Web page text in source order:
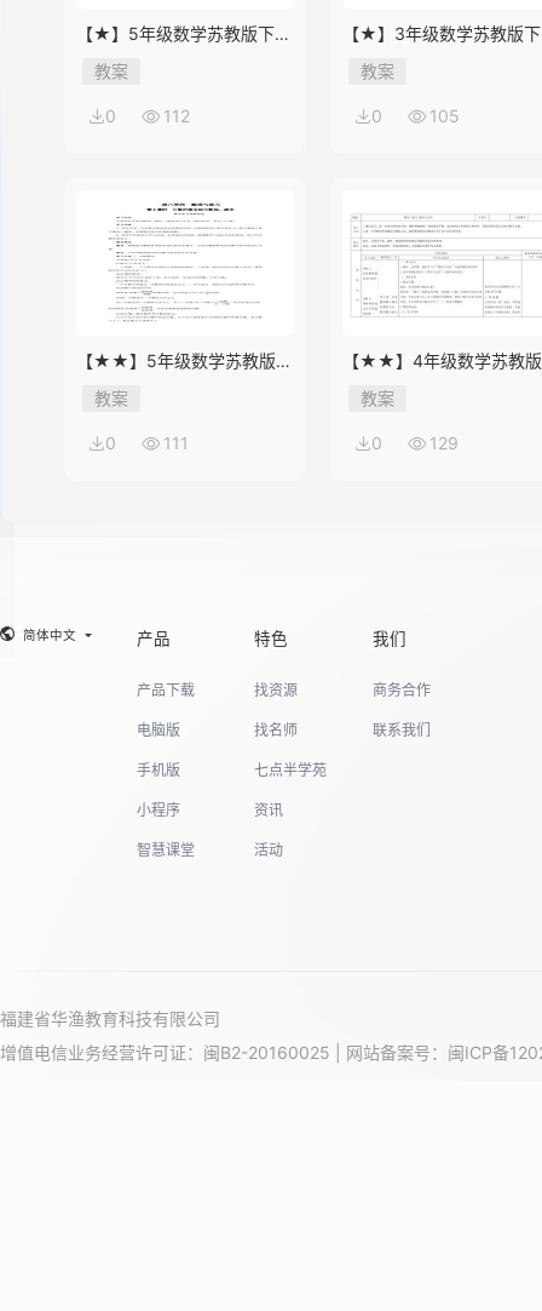
【★】5年级数学苏教版下册
教案第8单元《单元复习》
教案
0 112
【★】3年级数学苏教版
教案第9单元后《上学时
教案
0 105
【★★】5年级数学苏教版下
册教案第8单元《单元复习》
教案
0 111
【★★】4年级数学苏教
册教案第9单元《单元复
教案
0 129
简体中文 产品
产品下载
电脑版
手机版
小程序
智慧课堂
特色
找资源
找名师
七点半学苑
资讯
活动
我们
商务合作
联系我们
福建省华渔教育科技有限公司
增值电信业务经营许可证：闽B2-20160025 | 网站备案号： 闽ICP备